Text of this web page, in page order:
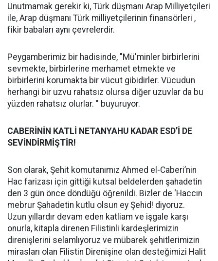
Unutmamak gerekir ki, Türk düşmanı Arap Milliyetçileri
ile, Arap düşmanı Türk milliyetçilerinin finansörleri ,
fikir babaları aynı çevrelerdir.
Peygamberimiz bir hadisinde, "Mü'minler birbirlerini
sevmekte, birbirlerine merhamet etmekte ve
birbirlerini korumakta bir vücut gibidirler. Vücudun
herhangi bir uzvu rahatsız olursa diğer uzuvlar da bu
yüzden rahatsız olurlar. " buyuruyor.
CABERİNİN KATLİ NETANYAHU KADAR ESD’İ DE
SEVİNDİRMİŞTİR!
Son olarak, Şehit komutanımız Ahmed el-Caberi’nin
Hac farizası için gittiği kutsal beldelerden şahadetin
den 3 gün önce döndüğü öğrenildi. Bizler de ‘Haccın
mebrur Şahadetin kutlu olsun ey Şehid! diyoruz.
Uzun yıllardır devam eden katliam ve işgale karşı
onurla, kitapla direnen Filistinli kardeşlerimizin
direnişlerini selamlıyoruz ve mübarek şehitlerimizin
mirasları olan Filistin Direnişine olan desteğimizi Halit